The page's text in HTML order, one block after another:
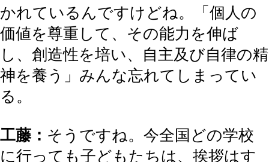
かれているんですけどね。「個人の
価値を尊重して、その能力を伸ば
し、創造性を培い、自主及び自律の精
神を養う」みんな忘れてしまってい
る。
工藤： そうですね。今全国どの学校
に行っても子どもたちは、挨拶はす